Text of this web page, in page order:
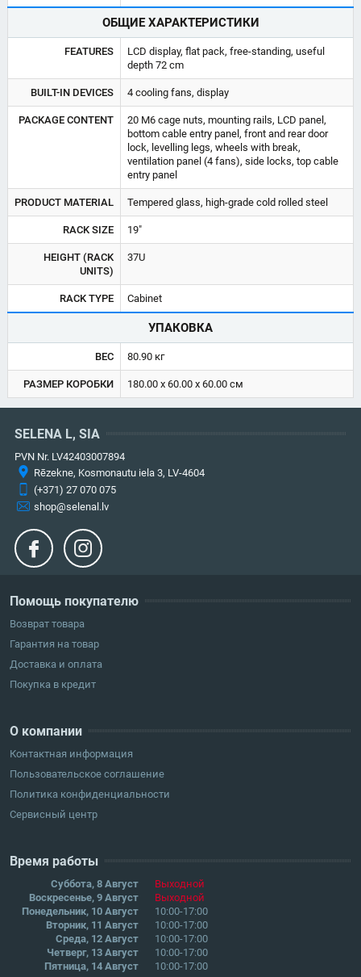
ОБЩИЕ ХАРАКТЕРИСТИКИ
FEATURES
LCD display, flat pack, free-standing, useful
depth 72 cm
BUILT-IN DEVICES 4 cooling fans, display
PACKAGE CONTENT
20 M6 cage nuts, mounting rails, LCD panel,
bottom cable entry panel, front and rear door
lock, levelling legs, wheels with break,
ventilation panel (4 fans), side locks, top cable
entry panel
PRODUCT MATERIAL Tempered glass, high-grade cold rolled steel
RACK SIZE 19"
HEIGHT (RACK
UNITS)
37U
RACK TYPE Cabinet
УПАКОВКА
ВЕС 80.90 кг
РАЗМЕР КОРОБКИ 180.00 x 60.00 x 60.00 см
Помощь покупателю
Возврат товара
Гарантия на товар
Доставка и оплата
Покупка в кредит
О компании
Контактная информация
Пользовательское соглашение
Политика конфиденциальности
Сервисный центр
Время работы
Суббота, 8 Август
Выходной
Воскресенье, 9 Август
Выходной
Понедельник, 10 Август
10:00-17:00
Вторник, 11 Август
10:00-17:00
Среда, 12 Август
10:00-17:00
Четверг, 13 Август
10:00-17:00
Пятница, 14 Август
10:00-17:00
SELENA L, SIA
PVN Nr. LV42403007894
Rēzekne, Kosmonautu iela 3, LV-4604
(+371) 27 070 075
shop@selenal.lv